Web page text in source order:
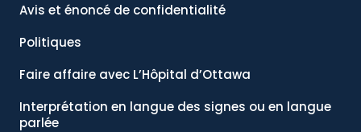
Avis et énoncé de confidentialité
Politiques
Faire affaire avec L’Hôpital d’Ottawa
Interprétation en langue des signes ou en langue
parlée